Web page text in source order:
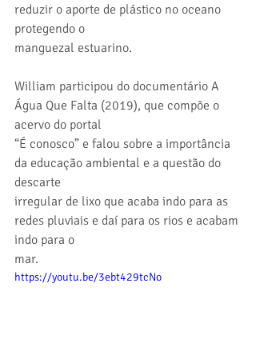
reduzir o aporte de plástico no oceano
protegendo o
manguezal estuarino.
William participou do documentário A
Água Que Falta (2019), que compõe o
acervo do portal
“É conosco” e falou sobre a importância
da educação ambiental e a questão do
descarte
irregular de lixo que acaba indo para as
redes pluviais e daí para os rios e acabam
indo para o
mar.
https://youtu.be/3ebt429tcNo